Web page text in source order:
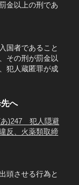
金以上の刑であ
国者であること
その刑が罰金以
犯人蔵匿罪が成
へ
あ)247 犯人隠避
反、火薬類取締
頭させる行為と